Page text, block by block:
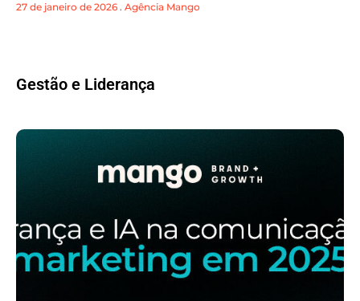
27 de janeiro de 2026 . Agência Mango
Gestão e Liderança